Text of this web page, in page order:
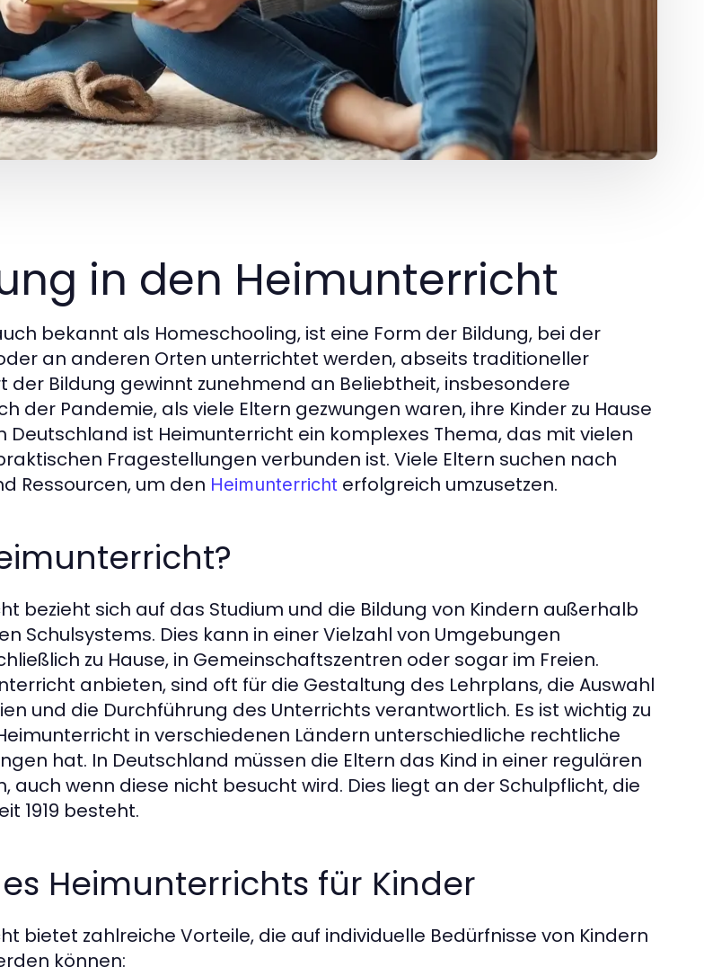
in den Heimunterricht
bekannt als Homeschooling, ist eine Form der Bildung, bei der
an anderen Orten unterrichtet werden, abseits traditioneller
der Bildung gewinnt zunehmend an Beliebtheit, insbesondere
der Pandemie, als viele Eltern gezwungen waren, ihre Kinder zu Hause
Deutschland ist Heimunterricht ein komplexes Thema, das mit vielen
Fragestellungen verbunden ist. Viele Eltern suchen nach
Ressourcen, um den Heimunterricht erfolgreich umzusetzen.
bezieht sich auf das Studium und die Bildung von Kindern außerhalb
Schulsystems. Dies kann in einer Vielzahl von Umgebungen
zu Hause, in Gemeinschaftszentren oder sogar im Freien.
anbieten, sind oft für die Gestaltung des Lehrplans, die Auswahl
und die Durchführung des Unterrichts verantwortlich. Es ist wichtig zu
in verschiedenen Ländern unterschiedliche rechtliche
hat. In Deutschland müssen die Eltern das Kind in einer regulären
auch wenn diese nicht besucht wird. Dies liegt an der Schulpflicht, die
1919 besteht.
Heimunterrichts für Kinder
bietet zahlreiche Vorteile, die auf individuelle Bedürfnisse von Kindern
können: